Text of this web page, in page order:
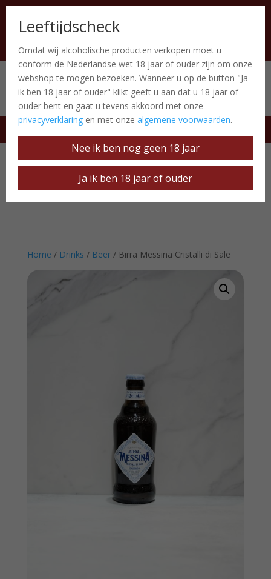
Italiaanse producten 0 Items
free delivery at € 50
Home / Drinks / Beer/ Birra Messina Cristalli di Sale
Leeftijdscheck
Omdat wij alcoholische producten verkopen moet u
conform de Nederlandse wet 18 jaar of ouder zijn om onze
webshop te mogen bezoeken. Wanneer u op de button "Ja
ik ben 18 jaar of ouder" klikt geeft u aan dat u 18 jaar of
ouder bent en gaat u tevens akkoord met onze
privacyverklaring en met onze algemene voorwaarden.
Nee ik ben nog geen 18 jaar
Ja ik ben 18 jaar of ouder